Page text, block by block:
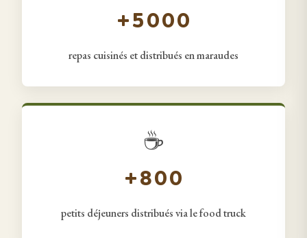
+5000
repas cuisinés et distribués en maraudes
☕
+800
petits déjeuners distribués via le food truck